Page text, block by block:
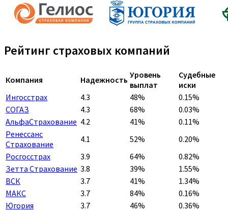
Рейтинг страховых компаний
Компания Надежность Уровень
выплат
Судебные
иски
Ингосстрах
4.3 48%
0.15%
СОГАЗ
4.3 68%
0.03%
АльфаСтрахование 4.2 41%
0.11%
Ренессанс
Страхование
4.1 52%
0.20%
Росгосстрах
3.9 64%
0.82%
Зетта Страхование 3.8 39%
1.55%
ВСК
3.7 41%
1.34%
МАКС
3.7 84%
0.16%
Югория
3.7 46%
0.36%